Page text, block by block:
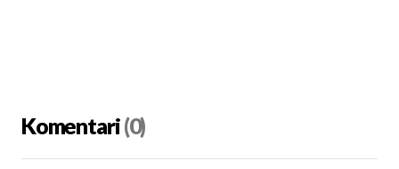
Komentari(0)